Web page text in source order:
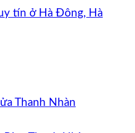
tín ở Hà Đông, Hà
Thanh Nhàn